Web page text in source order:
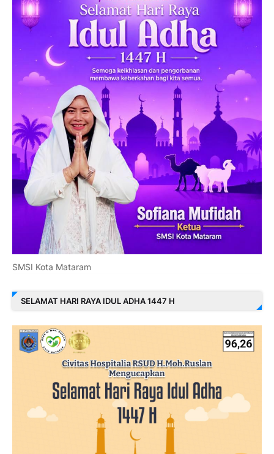
SMSI Kota Mataram
SELAMAT HARI RAYA IDUL ADHA 1447 H